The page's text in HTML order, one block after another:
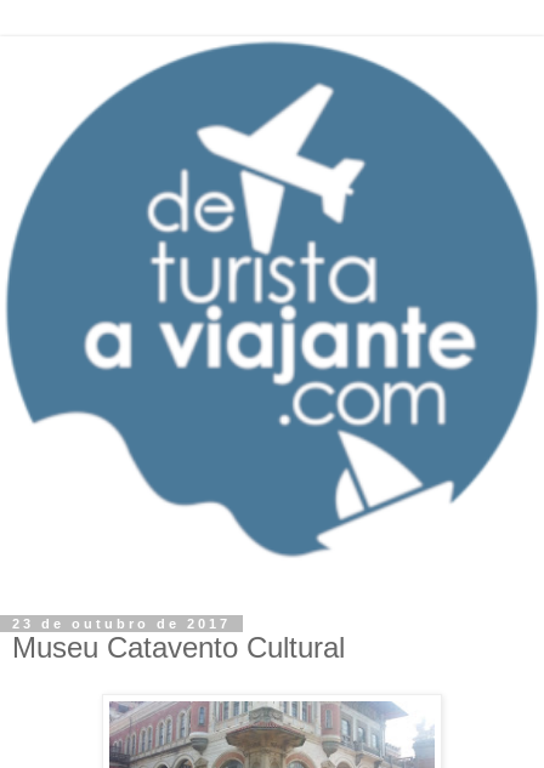
23 de outubro de 2017
Museu Catavento Cultural